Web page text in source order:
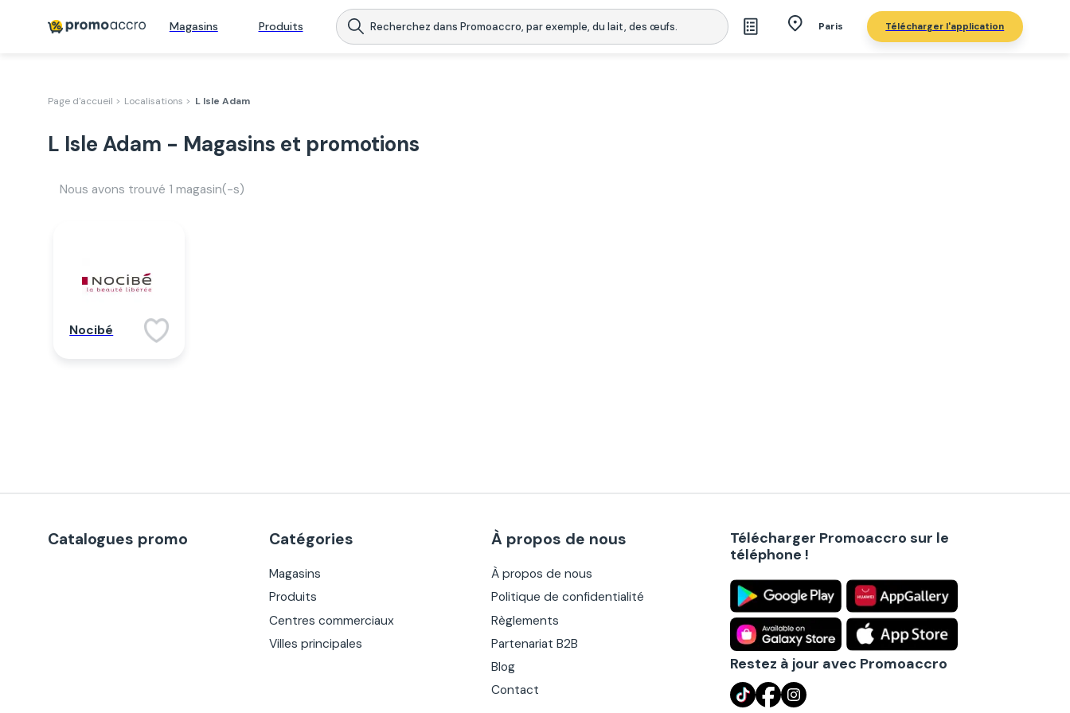
Magasins Produits Paris Télécharger l'application
Page d'accueil > Localisations > L Isle Adam
L Isle Adam - Magasins et promotions
Nous avons trouvé 1 magasin(-s)
Nocibé
Catalogues promo Catégories
Magasins
Produits
Centres commerciaux
Villes principales
À propos de nous
À propos de nous
Politique de confidentialité
Règlements
Partenariat B2B
Blog
Contact
Télécharger Promoaccro sur le
téléphone !
Restez à jour avec Promoaccro